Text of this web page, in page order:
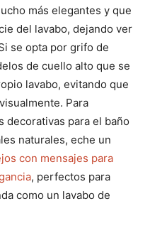
más elegantes y que
del lavabo, dejando ver
se opta por grifo de
de cuello alto que se
lavabo, evitando que
Para
decorativas para el baño
naturales, eche un
con mensajes para
, perfectos para
como un lavabo de